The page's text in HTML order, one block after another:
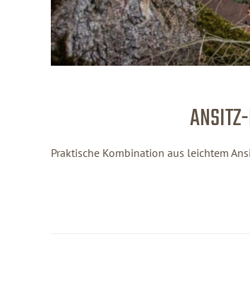
Praktische Kombination aus leichtem